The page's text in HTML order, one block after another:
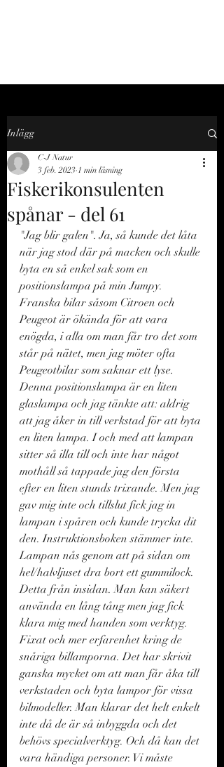
Inlägg
Fiskerikonsulenten
spånar - del 61
C-J Natur
3 feb. 2023 1 min läsning
"Jag blir galen". Ja, så kunde det låta
när jag stod där på macken och skulle
byta en så enkel sak som en
positionslampa på min Jumpy.
Franska bilar såsom Citroen och
Peugeot är ökända för att vara
enögda, i alla om man får tro det som
står på nätet, men jag möter ofta
Peugeotbilar som saknar ett lyse.
Denna positionslampa är en liten
glaslampa och jag tänkte att: aldrig
att jag åker in till verkstad för att byta
en liten lampa. I och med att lampan
sitter så illa till och inte har något
mothåll så tappade jag den första
efter en liten stunds trixande. Men jag
gav mig inte och tillslut fick jag in
lampan i spåren och kunde trycka dit
den. Instruktionsboken stämmer inte.
Lampan nås genom att på sidan om
hel/halvljuset dra bort ett gummilock.
Detta från insidan. Man kan säkert
använda en lång tång men jag fick
klara mig med handen som verktyg.
Fixat och mer erfarenhet kring de
snåriga billamporna. Det har skrivit
ganska mycket om att man får åka till
verkstaden och byta lampor för vissa
bilmodeller. Man klarar det helt enkelt
inte då de är så inbyggda och det
behövs specialverktyg. Och då kan det
vara händiga personer. Vi måste